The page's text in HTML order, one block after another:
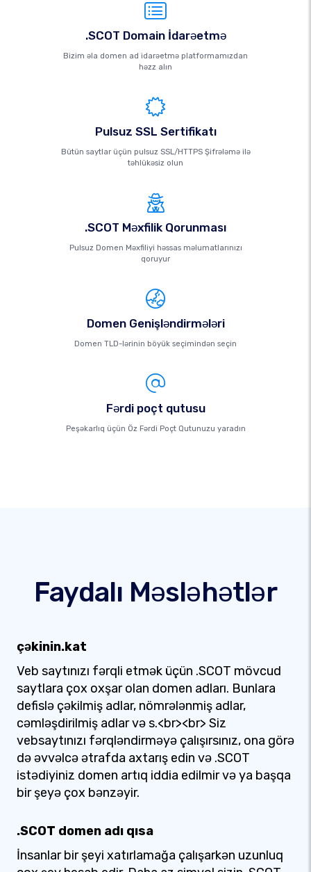
.SCOT Domain İdarəetmə
Bizim əla domen ad idarəetmə platformamızdan
həzz alın
Pulsuz SSL Sertifikatı
Bütün saytlar üçün pulsuz SSL/HTTPS Şifrələmə ilə
təhlükəsiz olun
.SCOT Məxfilik Qorunması
Pulsuz Domen Məxfiliyi həssas məlumatlarınızı
qoruyur
Domen Genişləndirmələri
Domen TLD-lərinin böyük seçimindən seçin
Fərdi poçt qutusu
Peşəkarlıq üçün Öz Fərdi Poçt Qutunuzu yaradın
Faydalı Məsləhətlər
çəkinin.kat
Veb saytınızı fərqli etmək üçün .SCOT mövcud
saytlara çox oxşar olan domen adları. Bunlara
defislə çəkilmiş adlar, nömrələnmiş adlar,
cəmləşdirilmiş adlar və s.<br><br> Siz
vebsaytınızı fərqləndirməyə çalışırsınız, ona görə
də əvvəlcə ətrafda axtarış edin və .SCOT
istədiyiniz domen artıq iddia edilmir və ya başqa
bir şeyə çox bənzəyir.
.SCOT domen adı qısa
İnsanlar bir şeyi xatırlamağa çalışarkən uzunluq